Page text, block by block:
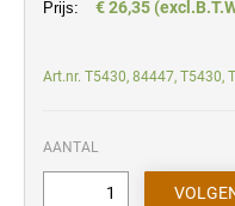
Prijs: € 26,35
Art.nr. T5430, 84447, T5430,
AANTAL